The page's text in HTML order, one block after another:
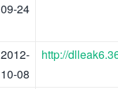
09-24
2012-
10-08
http://